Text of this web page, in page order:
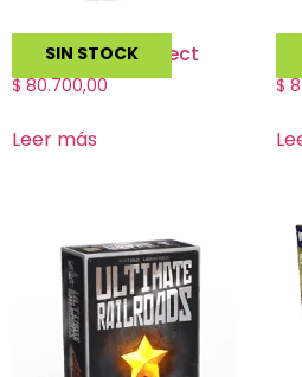
SIN STOCK
The Artemis Project
$ 80.700,00
Leer más
$